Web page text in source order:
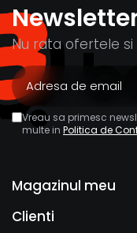
Nu rata ofertele
Vreau sa primesc
multe in Politica de
Magazinul meu
Clienti